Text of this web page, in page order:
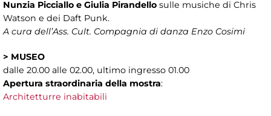
Nunzia Picciallo e Giulia Pirandello sulle musiche di Chris
Watson e dei Daft Punk.
A cura dell’Ass. Cult. Compagnia di danza Enzo Cosimi
> MUSEO
dalle 20.00 alle 02.00, ultimo ingresso 01.00
Apertura straordinaria della mostra:
Architetturre inabitabili